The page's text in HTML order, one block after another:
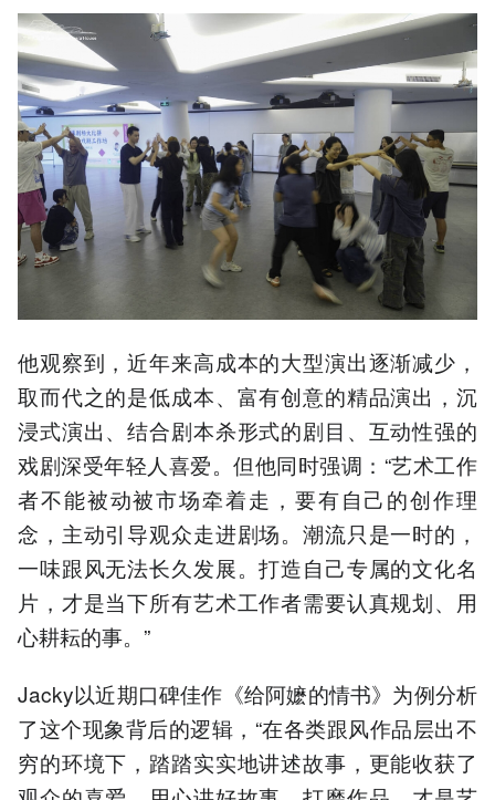
他观察到，近年来高成本的大型演出逐渐减少，
取而代之的是低成本、富有创意的精品演出，沉
浸式演出、结合剧本杀形式的剧目、互动性强的
戏剧深受年轻人喜爱。但他同时强调：“艺术工作
者不能被动被市场牵着走，要有自己的创作理
念，主动引导观众走进剧场。潮流只是一时的，
一味跟风无法长久发展。打造自己专属的文化名
片，才是当下所有艺术工作者需要认真规划、用
心耕耘的事。”
Jacky以近期口碑佳作《给阿嬷的情书》为例分析
了这个现象背后的逻辑，“在各类跟风作品层出不
穷的环境下，踏踏实实地讲述故事，更能收获了